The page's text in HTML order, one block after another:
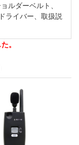
ルダーベルト、
ライバー、取扱説
。